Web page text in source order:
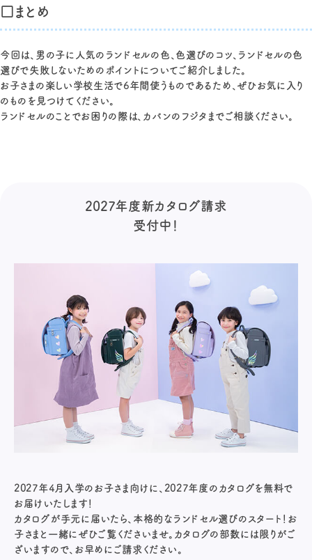
□まとめ
今回は、男の子に人気のランドセルの色、色選びのコツ、ランドセルの色
選びで失敗しないためのポイントについてご紹介しました。
お子さまの楽しい学校生活で6年間使うものであるため、ぜひお気に入り
のものを見つけてください。
ランドセルのことでお困りの際は、カバンのフジタまでご相談ください。
2027年度新カタログ請求
受付中！
2027年4月入学のお子さま向けに、2027年度のカタログを無料で
お届けいたします！
カタログが手元に届いたら、本格的なランドセル選びのスタート！お
子さまと一緒にぜひご覧くださいませ。カタログの部数には限りがご
ざいますので、お早めにご請求ください。